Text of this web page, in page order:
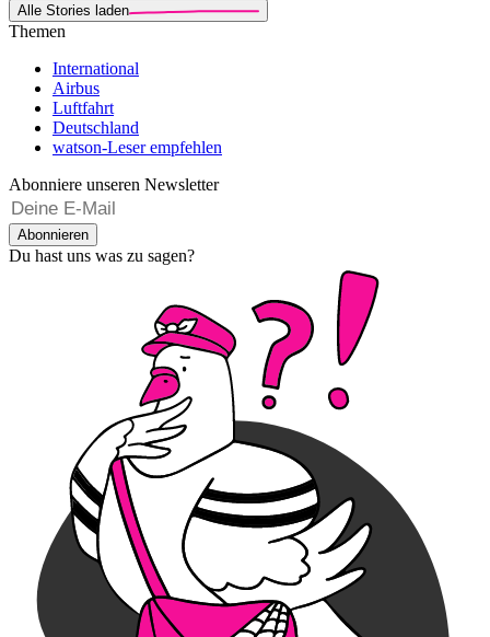
Alle Stories laden
Themen
International
Airbus
Luftfahrt
Deutschland
watson-Leser empfehlen
Abonniere unseren Newsletter
Abonnieren
Du hast uns was zu sagen?